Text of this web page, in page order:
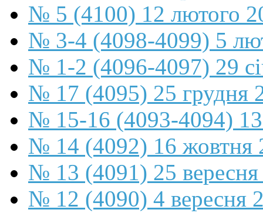
№ 5 (4100) 12 лютого
№ 3-4 (4098-4099) 5
№ 1-2 (4096-4097) 29
№ 17 (4095) 25 грудня
№ 15-16 (4093-4094) 13
№ 14 (4092) 16 жовтня
№ 13 (4091) 25
№ 12 (4090) 4 вересня